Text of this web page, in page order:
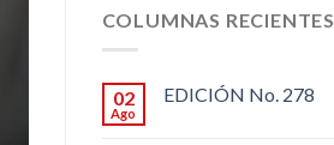
COLUMNAS RECIENTES
02
Ago
EDICIÓN No. 278